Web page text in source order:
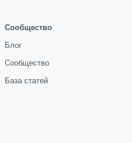
Сообщество
Блог
Сообщество
База статей